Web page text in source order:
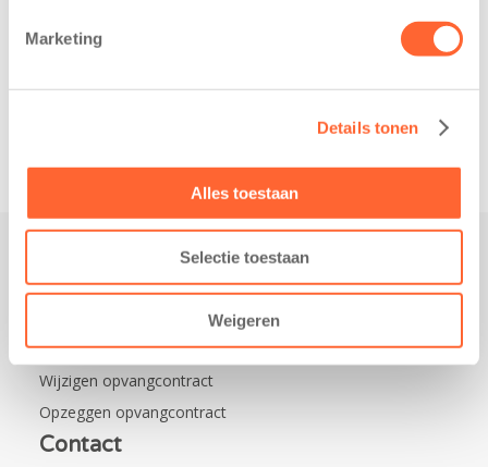
Marketing
Details tonen
Alles toestaan
Selectie toestaan
Weigeren
de wijk Wiarda in
Praktisch
Nieuws over Kids First
Wijzigen opvangcontract
Opzeggen opvangcontract
Contact